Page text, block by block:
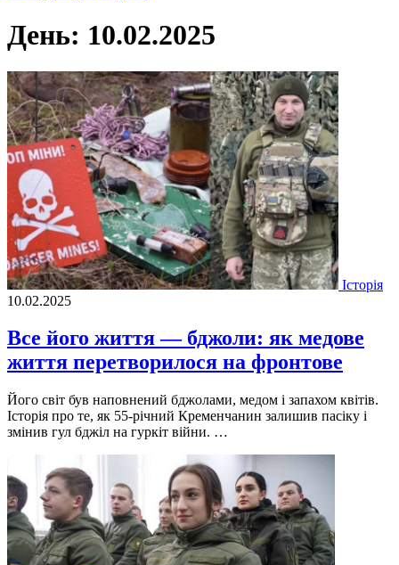
День: 10.02.2025
Історія
10.02.2025
Все його життя — бджоли: як медове
життя перетворилося на фронтове
Його світ був наповнений бджолами, медом і запахом квітів.
Історія про те, як 55-річний Кременчанин залишив пасіку і
змінив гул бджіл на гуркіт війни. …